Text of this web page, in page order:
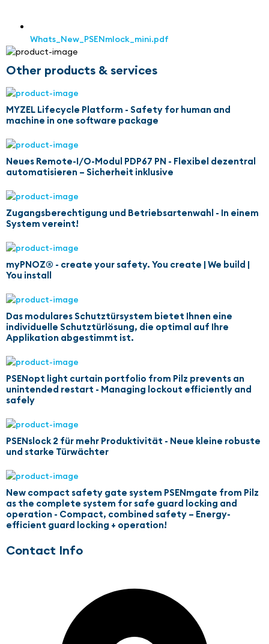
Whats_New_PSENmlock_mini.pdf
Other products & services
MYZEL Lifecycle Platform - Safety for human and
machine in one software package
Neues Remote-I/O-Modul PDP67 PN - Flexibel dezentral
automatisieren – Sicherheit inklusive
Zugangsberechtigung und Betriebsartenwahl - In einem
System vereint!
myPNOZ® - create your safety. You create | We build |
You install
Das modulares Schutztürsystem bietet Ihnen eine
individuelle Schutztürlösung, die optimal auf Ihre
Applikation abgestimmt ist.
PSENopt light curtain portfolio from Pilz prevents an
unintended restart - Managing lockout efficiently and
safely
PSENslock 2 für mehr Produktivität - Neue kleine robuste
und starke Türwächter
New compact safety gate system PSENmgate from Pilz
as the complete system for safe guard locking and
operation - Compact, combined safety – Energy-
efficient guard locking + operation!
Contact Info